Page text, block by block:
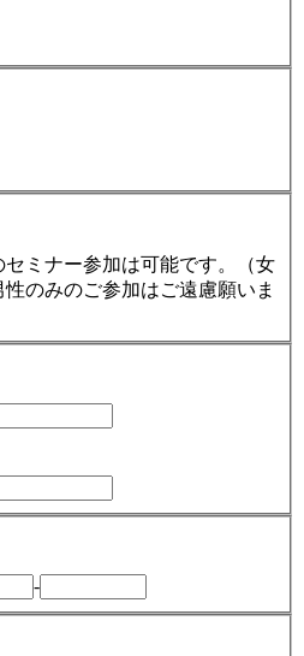
ミナー参加は可能です。（女
のみのご参加はご遠慮願いま
-